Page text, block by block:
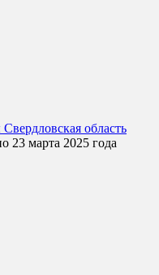
область
23 марта 2025 года